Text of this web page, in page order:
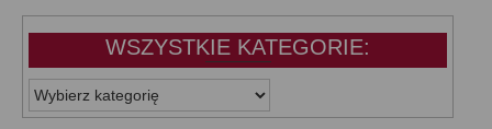
WSZYSTKIE KATEGORIE:
WSZYSTKIE
KATEGORIE: